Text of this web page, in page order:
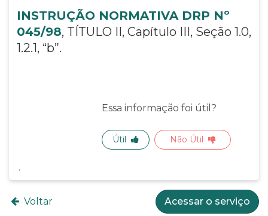
INSTRUÇÃO NORMATIVA DRP Nº
045/98, TÍTULO II, Capítulo III, Seção 1.0,
1.2.1, “b”.
Essa informação foi útil?
Útil Não Útil
Voltar Acessar o serviço